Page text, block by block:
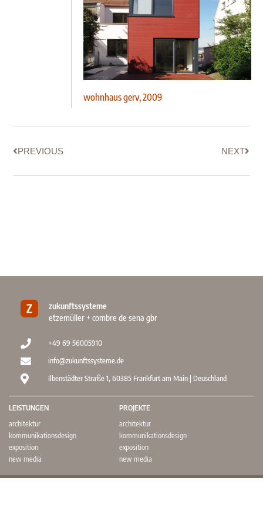
wohnhaus gerv, 2009
PREVIOUS NEXT
zukunftssysteme
etzemüller + combre de sena gbr
+49 69 56005910
info@zukunftssysteme.de
Ilbenstädter Straße 1, 60385 Frankfurt am Main | Deuschland
LEISTUNGEN
architektur
kommunikationsdesign
exposition
new media
PROJEKTE
architektur
kommunikationsdesign
exposition
new media